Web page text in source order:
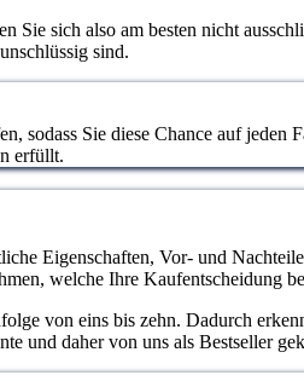
sich also am besten nicht
sind.
Sie diese Chance auf jeden
erfüllt.
Eigenschaften, Vor- und
welche Ihre Kaufentscheidung
von eins bis zehn. Dadurch
und daher von uns als Bestseller